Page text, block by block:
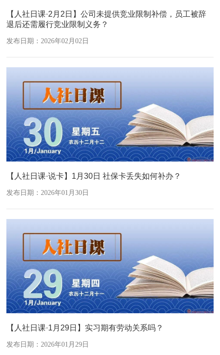
【人社日课·2月2日】公司未提供竞业限制补偿，员工被辞
退后还需履行竞业限制义务？
发布日期：2026年02月02日
【人社日课·说卡】1月30日 社保卡丢失如何补办？
发布日期：2026年01月30日
【人社日课·1月29日】实习期有劳动关系吗？
发布日期：2026年01月29日